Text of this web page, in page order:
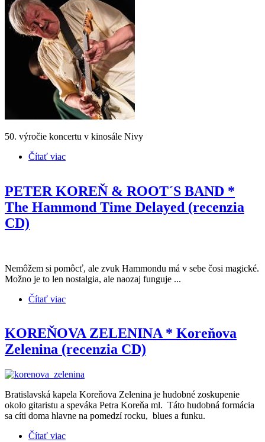
50. výročie koncertu v kinosále Nivy
Čítať viac
PETER KOREŇ & ROOT´S BAND *
The Hammond Time Delayed (recenzia
CD)
Nemôžem si pomôcť, ale zvuk Hammondu má v sebe čosi magické.
Možno je to len nostalgia, ale naozaj funguje ...
Čítať viac
KOREŇOVA ZELENINA * Koreňova
Zelenina (recenzia CD)
Bratislavská kapela Koreňova Zelenina je hudobné zoskupenie
okolo gitaristu a speváka Petra Koreňa ml. Táto hudobná formácia
sa cíti doma hlavne na pomedzí rocku, blues a funku.
Čítať viac